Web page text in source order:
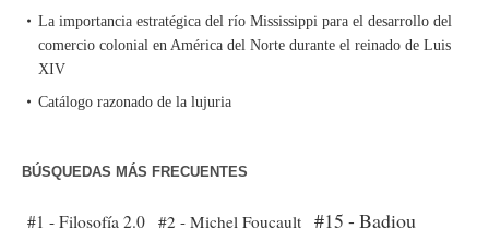
La importancia estratégica del río Mississippi para el desarrollo del
comercio colonial en América del Norte durante el reinado de Luis
XIV
Catálogo razonado de la lujuria
BÚSQUEDAS MÁS FRECUENTES
#1 - Filosofía 2.0 #2 - Michel Foucault #15 - Badiou